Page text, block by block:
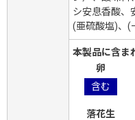
シ安息香酸、
(亜硫酸塩)、(
本製品に含ま
卵
含む
落花生